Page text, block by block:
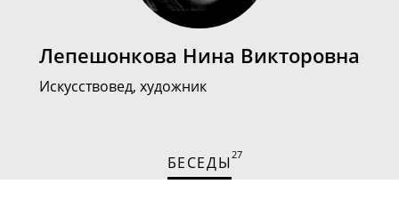
Лепешонкова Нина Викторовна
Искусствовед, художник
БЕСЕДЫ27